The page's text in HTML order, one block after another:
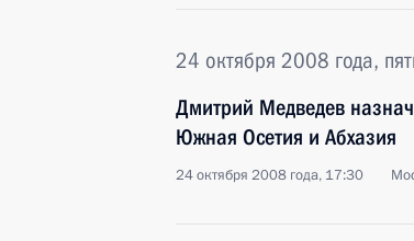
24 октября 2008 года,
Дмитрий Медведев
Южная Осетия и Абхазия
24 октября 2008 года, 17:30